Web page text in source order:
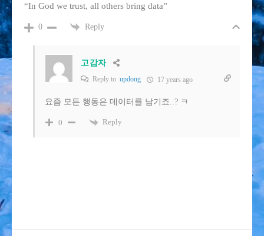
“In God we trust, all others bring data”
0 Reply
고감자
Reply to updong 17 years ago
요즘 모든 행동은 데이터를 남기죠..? ㅋ
0 Reply